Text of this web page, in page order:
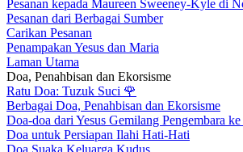
Pesanan kepada Maureen Sweeney-Kyle di
Pesanan dari Berbagai Sumber
Carikan Pesanan
Penampakan Yesus dan Maria
Laman Utama
Doa, Penahbisan dan Ekorsisme
Ratu Doa: Tuzuk Suci 🌹
Berbagai Doa, Penahbisan dan Ekorsisme
Doa-doa dari Yesus Gemilang Pengembara
Doa untuk Persiapan Ilahi Hati-Hati
Doa Suaka Keluarga Kudus